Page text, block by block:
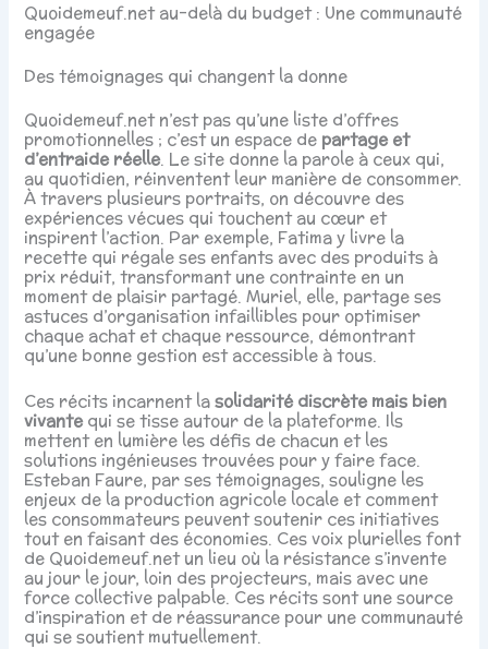
Quoidemeuf.net au-delà du budget : Une communauté
engagée
Des témoignages qui changent la donne
Quoidemeuf.net n’est pas qu’une liste d’offres
promotionnelles ; c’est un espace de partage et
d’entraide réelle. Le site donne la parole à ceux qui,
au quotidien, réinventent leur manière de consommer.
À travers plusieurs portraits, on découvre des
expériences vécues qui touchent au cœur et
inspirent l’action. Par exemple, Fatima y livre la
recette qui régale ses enfants avec des produits à
prix réduit, transformant une contrainte en un
moment de plaisir partagé. Muriel, elle, partage ses
astuces d’organisation infaillibles pour optimiser
chaque achat et chaque ressource, démontrant
qu’une bonne gestion est accessible à tous.
Ces récits incarnent lasolidarité discrète mais bien
vivantequi se tisse autour de la plateforme. Ils
mettent en lumière les défis de chacun et les
solutions ingénieuses trouvées pour y faire face.
Esteban Faure, par ses témoignages, souligne les
enjeux de la production agricole locale et comment
les consommateurs peuvent soutenir ces initiatives
tout en faisant des économies. Ces voix plurielles font
de Quoidemeuf.net un lieu où la résistance s’invente
au jour le jour, loin des projecteurs, mais avec une
force collective palpable. Ces récits sont une source
d’inspiration et de réassurance pour une communauté
qui se soutient mutuellement.